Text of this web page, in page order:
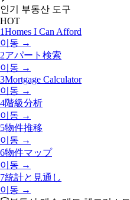
인기 부동산 도구
HOT
1Homes I Can Afford
이동 →
2アパート検索
이동 →
3Mortgage Calculator
이동 →
4階級分析
이동 →
5物件推移
이동 →
6物件マップ
이동 →
7統計と見通し
이동 →